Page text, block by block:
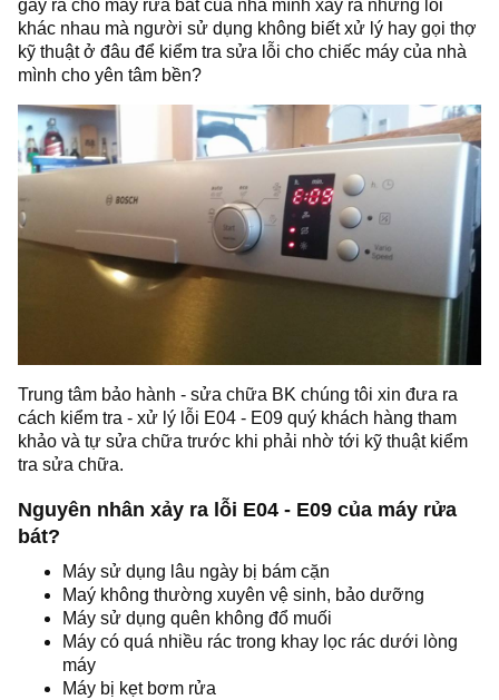
gây ra cho máy rửa bát của nhà mình xảy ra những lỗi
khác nhau mà người sử dụng không biết xử lý hay gọi thợ
kỹ thuật ở đâu để kiểm tra sửa lỗi cho chiếc máy của nhà
mình cho yên tâm bền?
Trung tâm bảo hành - sửa chữa BK chúng tôi xin đưa ra
cách kiểm tra - xử lý lỗi E04 - E09 quý khách hàng tham
khảo và tự sửa chữa trước khi phải nhờ tới kỹ thuật kiểm
tra sửa chữa.
Nguyên nhân xảy ra lỗi E04 - E09 của máy rửa
bát?
Máy sử dụng lâu ngày bị bám cặn
Maý không thường xuyên vệ sinh, bảo dưỡng
Máy sử dụng quên không đổ muối
Máy có quá nhiều rác trong khay lọc rác dưới lòng
máy
Máy bị kẹt bơm rửa